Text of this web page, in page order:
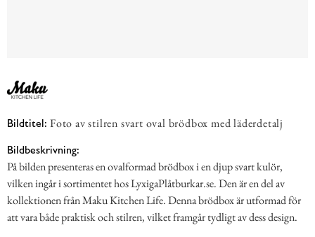
Bildtitel: Foto av stilren svart oval brödbox med läderdetalj
Bildbeskrivning:
På bilden presenteras en ovalformad brödbox i en djup svart kulör,
vilken ingår i sortimentet hos LyxigaPlåtburkar.se. Den är en del av
kollektionen från Maku Kitchen Life. Denna brödbox är utformad för
att vara både praktisk och stilren, vilket framgår tydligt av dess design.